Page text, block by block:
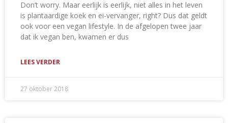
Don’t worry. Maar eerlijk is eerlijk, niet alles in het leven
is plantaardige koek en ei-vervanger, right? Dus dat geldt
ook voor een vegan lifestyle. In de afgelopen twee jaar
dat ik vegan ben, kwamen er dus
LEES VERDER
27 oktober 2018